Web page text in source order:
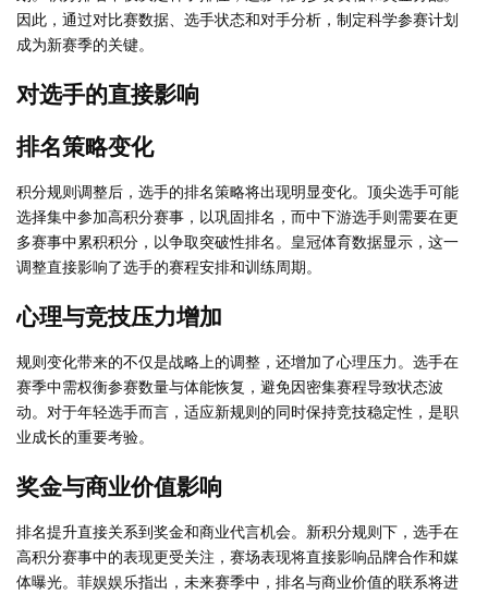
因此，通过对比赛数据、选手状态和对手分析，制定科学参赛计划
成为新赛季的关键。
对选手的直接影响
排名策略变化
积分规则调整后，选手的排名策略将出现明显变化。顶尖选手可能
选择集中参加高积分赛事，以巩固排名，而中下游选手则需要在更
多赛事中累积积分，以争取突破性排名。皇冠体育数据显示，这一
调整直接影响了选手的赛程安排和训练周期。
心理与竞技压力增加
规则变化带来的不仅是战略上的调整，还增加了心理压力。选手在
赛季中需权衡参赛数量与体能恢复，避免因密集赛程导致状态波
动。对于年轻选手而言，适应新规则的同时保持竞技稳定性，是职
业成长的重要考验。
奖金与商业价值影响
排名提升直接关系到奖金和商业代言机会。新积分规则下，选手在
高积分赛事中的表现更受关注，赛场表现将直接影响品牌合作和媒
体曝光。菲娱娱乐指出，未来赛季中，排名与商业价值的联系将进